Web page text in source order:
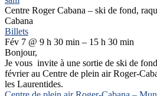
Centre Roger Cabana – ski de fond,
Cabana
Billets
Fév 7 @ 9 h 30 min – 15 h 30 min
Bonjour,
Je vous invite à une sortie de ski de
février au Centre de plein air Roger-
les Laurentides.